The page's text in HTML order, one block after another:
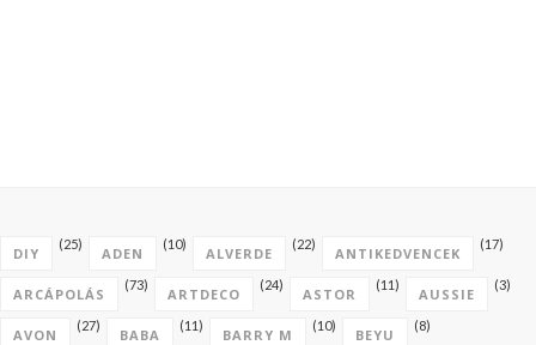
DIY
(25)
ADEN
(10)
ALVERDE
(22)
ANTIKEDVENCEK
(17)
ARCÁPOLÁS
(73)
ARTDECO
(24)
ASTOR
(11)
AUSSIE
(3)
AVON
(27)
BABA
(11)
BARRY M
(10)
BEYU
(8)